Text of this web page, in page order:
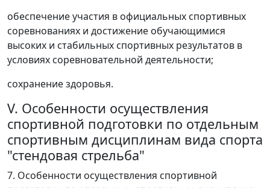
обеспечение участия в официальных спортивных
соревнованиях и достижение обучающимися
высоких и стабильных спортивных результатов в
условиях соревновательной деятельности;
сохранение здоровья.
V. Особенности осуществления
спортивной подготовки по отдельным
спортивным дисциплинам вида спорта
"стендовая стрельба"
7. Особенности осуществления спортивной